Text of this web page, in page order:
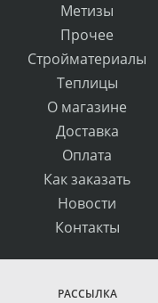
Метизы
Прочее
Стройматериалы
Теплицы
О магазине
Доставка
Оплата
Как заказать
Новости
Контакты
РАССЫЛКА